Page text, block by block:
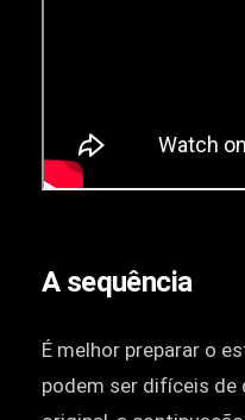
A sequência
É melhor preparar o
podem ser difíceis